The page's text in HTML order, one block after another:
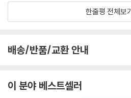
한줄평 전체보기
배송/반품/교환 안내
이 분야 베스트셀러